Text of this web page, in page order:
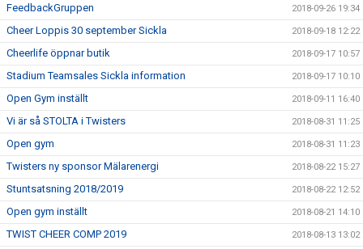
FeedbackGruppen 2018-09-26 19:34
Cheer Loppis 30 september Sickla 2018-09-18 12:22
Cheerlife öppnar butik 2018-09-17 10:57
Stadium Teamsales Sickla information 2018-09-17 10:10
Open Gym inställt 2018-09-11 16:40
Vi är så STOLTA i Twisters 2018-08-31 11:25
Open gym 2018-08-31 11:23
Twisters ny sponsor Mälarenergi 2018-08-22 15:27
Stuntsatsning 2018/2019 2018-08-22 12:52
Open gym inställt 2018-08-21 14:10
TWIST CHEER COMP 2019 2018-08-13 13:02